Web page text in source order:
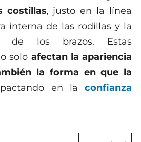
costillas, justo en la línea
interna de las rodillas y la
de los brazos. Estas
solo afectan la apariencia
la forma en que la
en laconfianza